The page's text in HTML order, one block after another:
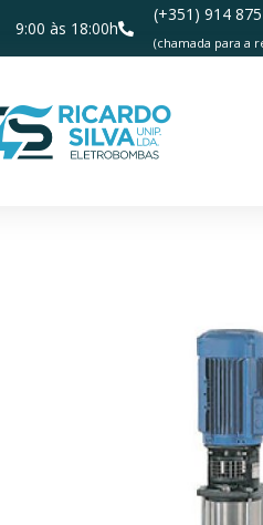
9:00 às 18:00h
(+351) 914
(chamada para a